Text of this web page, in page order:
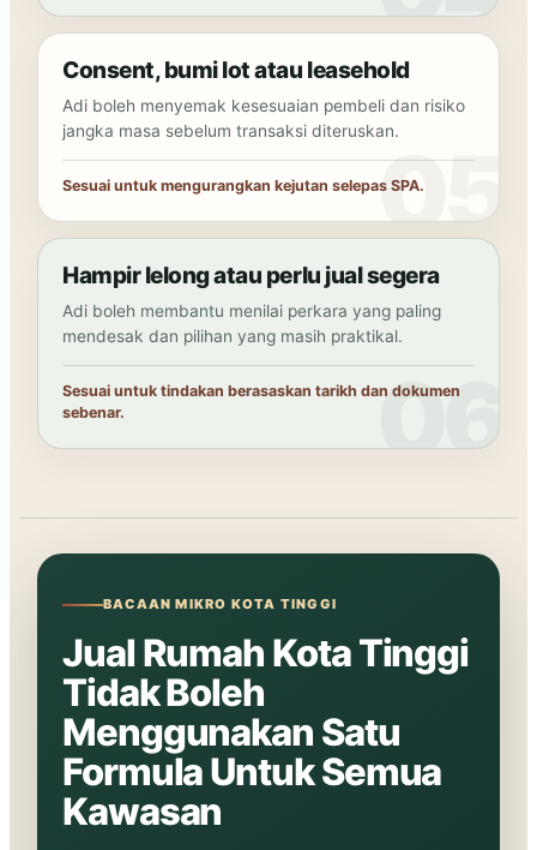
Consent, bumi lot atau leasehold
Adi boleh menyemak kesesuaian pembeli dan risiko
jangka masa sebelum transaksi diteruskan.
Sesuai untuk mengurangkan kejutan selepas SPA.
Hampir lelong atau perlu jual segera
Adi boleh membantu menilai perkara yang paling
mendesak dan pilihan yang masih praktikal.
Sesuai untuk tindakan berasaskan tarikh dan dokumen
sebenar.
BACAAN MIKRO KOTA TINGGI
Jual Rumah Kota Tinggi
Tidak Boleh
Menggunakan Satu
Formula Untuk Semua
Kawasan